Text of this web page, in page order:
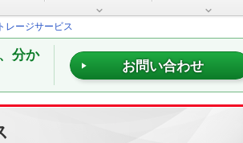
レージサービス
分か
お問い合わせ